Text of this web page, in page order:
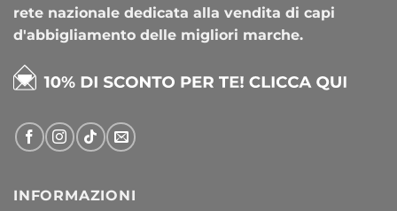
rete nazionale dedicata alla vendita di capi
d'abbigliamento delle migliori marche.
INFORMAZIONI